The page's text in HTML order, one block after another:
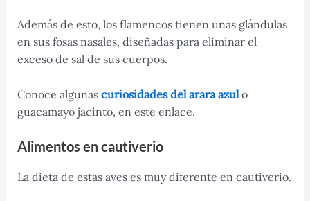
Además de esto, los flamencos tienen unas glándulas
en sus fosas nasales, diseñadas para eliminar el
exceso de sal de sus cuerpos.
Conoce algunas curiosidades del arara azulo
guacamayo jacinto, en este enlace.
Alimentos en cautiverio
La dieta de estas aves es muy diferente en cautiverio.